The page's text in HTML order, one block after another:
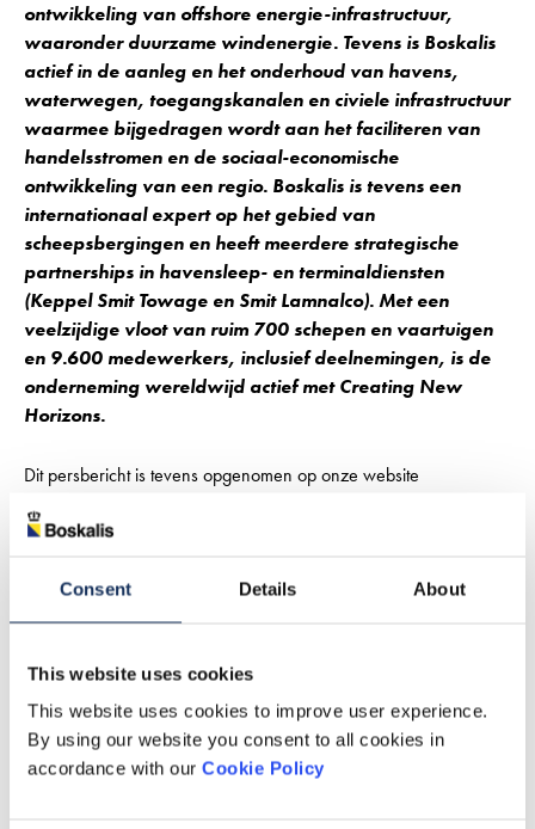
Consent Details About
This website uses cookies
This website uses cookies to improve user experience.
By using our website you consent to all cookies in
accordance with our Cookie Policy
ontwikkeling van offshore energie-infrastructuur,
waaronder duurzame windenergie. Tevens is Boskalis
actief in de aanleg en het onderhoud van havens,
waterwegen, toegangskanalen en civiele infrastructuur
waarmee bijgedragen wordt aan het faciliteren van
handelsstromen en de sociaal-economische
ontwikkeling van een regio. Boskalis is tevens een
internationaal expert op het gebied van
scheepsbergingen en heeft meerdere strategische
partnerships in havensleep- en terminaldiensten
(Keppel Smit Towage en Smit Lamnalco). Met een
veelzijdige vloot van ruim 700 schepen en vaartuigen
en 9.600 medewerkers, inclusief deelnemingen, is de
onderneming wereldwijd actief met Creating New
Horizons.
Dit persbericht is tevens opgenomen op onze website
Download dit persbericht